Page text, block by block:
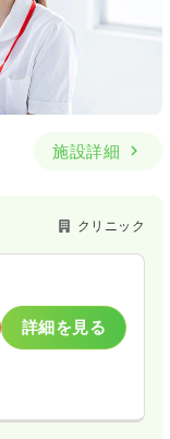
施設詳細
クリニック
詳細を見る